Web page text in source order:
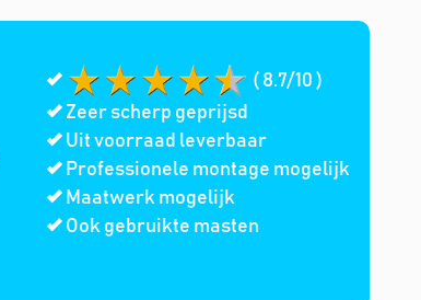
( 8.7/10 )
Zeer scherp geprijsd
Uit voorraad leverbaar
Professionele montage mogelijk
Maatwerk mogelijk
Ook gebruikte masten